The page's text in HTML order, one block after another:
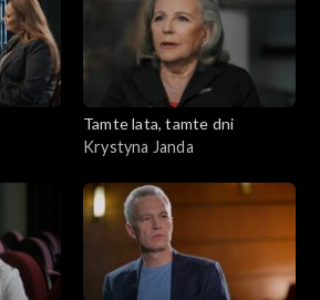
Tamte lata, tamte dni
Krystyna Janda